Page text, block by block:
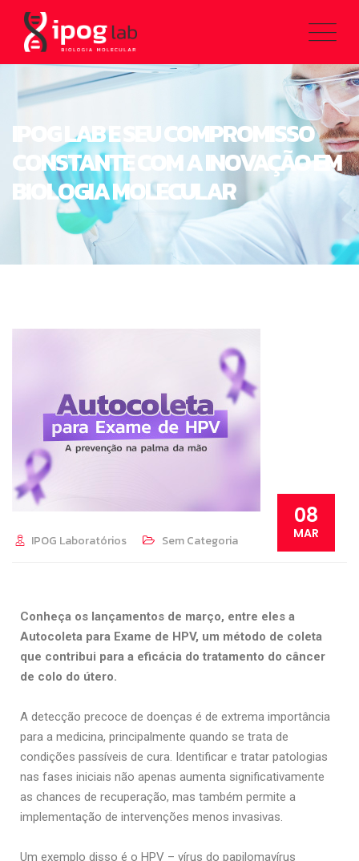
IPOG LAB E SEU COMPROMISSO
CONSTANTE COM A INOVAÇÃO EM
BIOLOGIA MOLECULAR
08
MAR
IPOG Laboratórios Sem Categoria
Conheça os lançamentos de março, entre eles a
Autocoleta para Exame de HPV, um método de coleta
que contribui para a eficácia do tratamento do câncer
de colo do útero.
A detecção precoce de doenças é de extrema importância
para a medicina, principalmente quando se trata de
condições passíveis de cura. Identificar e tratar patologias
nas fases iniciais não apenas aumenta significativamente
as chances de recuperação, mas também permite a
implementação de intervenções menos invasivas.
Um exemplo disso é o HPV – vírus do papilomavírus